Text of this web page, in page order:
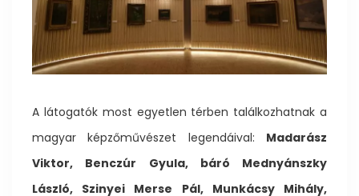
A látogatók most egyetlen térben találkozhatnak a
magyar képzőművészet legendáival: Madarász
Viktor, Benczúr Gyula, báró Mednyánszky
László, Szinyei Merse Pál, Munkácsy Mihály,